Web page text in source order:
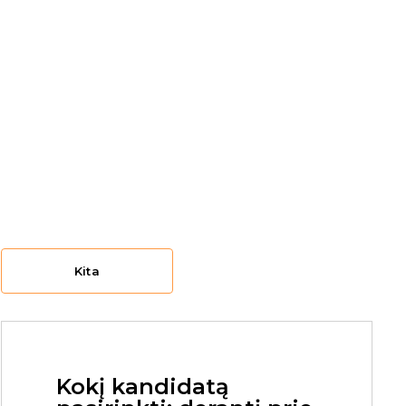
Kita
Kokį kandidatą